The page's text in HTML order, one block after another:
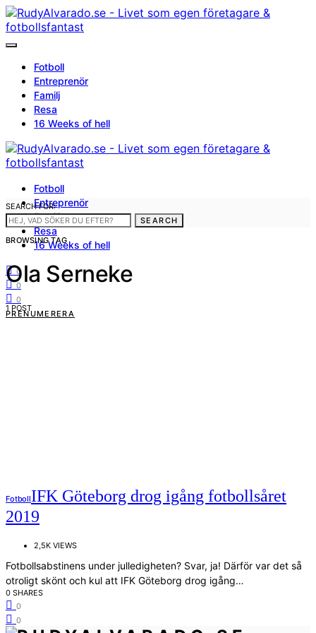
Fotboll
Entreprenör
Familj
Resa
16 Weeks of hell
Fotboll
Entreprenör
Familj
Resa
16 Weeks of hell
0
0
0
PRENUMERERA
SEARCH FOR:
SEARCH
BROWSING TAG
Ola Serneke
1 POST
FotbollIFK Göteborg drog igång fotbollsåret
2019
2,5K VIEWS
Fotbollsabstinens under julledigheten? Svar, ja! Därför var det så
otroligt skönt och kul att IFK Göteborg drog igång…
0 SHARES
0
0